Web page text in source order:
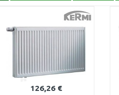
126,26 €